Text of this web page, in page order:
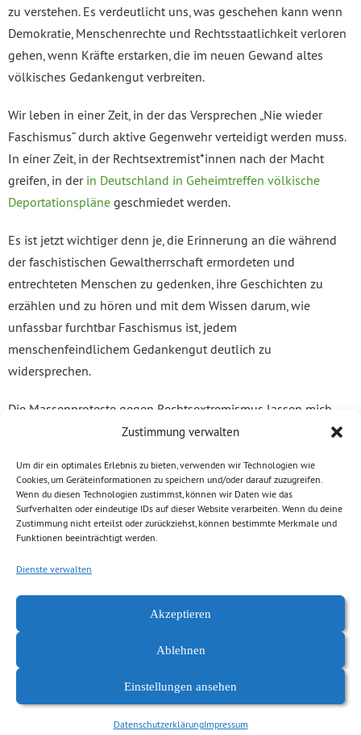
Zustimmung verwalten
Um dir ein optimales Erlebnis zu bieten, verwenden wir Technologien wie
Cookies, um Geräteinformationen zu speichern und/oder darauf zuzugreifen.
Wenn du diesen Technologien zustimmst, können wir Daten wie das
Surfverhalten oder eindeutige IDs auf dieser Website verarbeiten. Wenn du deine
Zustimmung nicht erteilst oder zurückziehst, können bestimmte Merkmale und
Funktionen beeinträchtigt werden.
Dienste verwalten
Akzeptieren
Ablehnen
Einstellungen ansehen
DatenschutzerklärungImpressum
zu verstehen. Es verdeutlicht uns, was geschehen kann wenn
Demokratie, Menschenrechte und Rechtsstaatlichkeit verloren
gehen, wenn Kräfte erstarken, die im neuen Gewand altes
völkisches Gedankengut verbreiten.
Wir leben in einer Zeit, in der das Versprechen „Nie wieder
Faschismus“ durch aktive Gegenwehr verteidigt werden muss.
In einer Zeit, in der Rechtsextremist*innen nach der Macht
greifen, in der in Deutschland in Geheimtreffen völkische
Deportationspläne geschmiedet werden.
Es ist jetzt wichtiger denn je, die Erinnerung an die während
der faschistischen Gewaltherrschaft ermordeten und
entrechteten Menschen zu gedenken, ihre Geschichten zu
erzählen und zu hören und mit dem Wissen darum, wie
unfassbar furchtbar Faschismus ist, jedem
menschenfeindlichem Gedankengut deutlich zu
widersprechen.
Die Massenproteste gegen Rechtsextremismus lassen mich
aber wieder hoffen, dass es 2024 gelingt, den Angriff der AfD
geschieht nicht von selbst: Jeder anständige Mensch ist nun
gefordert, sich nicht wegzuducken und den ihm möglichen
Beitrag im Alltag zu leisten – gegen die Angriffe auf
Menschenwürde, Rechtsstaat und auf die Freiheit, die wir uns
Nie wieder Faschismus! Dafür gilt es zu kämpfen – nicht nur